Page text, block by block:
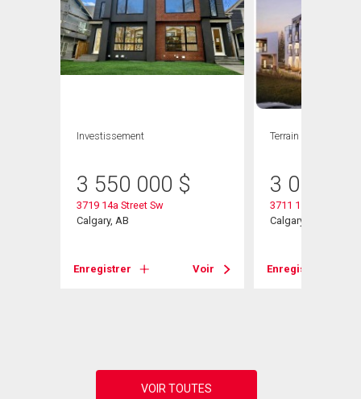
Investissement
3 550 000 $
3719 14a Street Sw
Calgary, AB
Enregistrer Voir
Terrain
3 000
3711 15 Street Sw
Calgary, AB
Enregistrer